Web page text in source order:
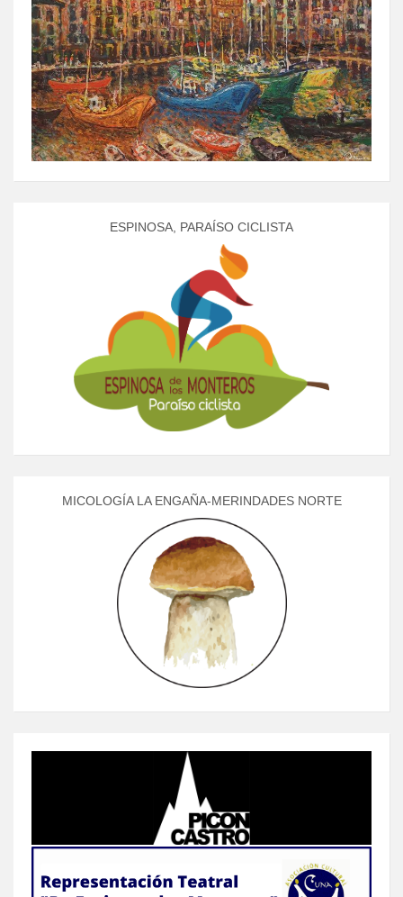
ESPINOSA, PARAÍSO CICLISTA
MICOLOGÍA LA ENGAÑA-MERINDADES NORTE